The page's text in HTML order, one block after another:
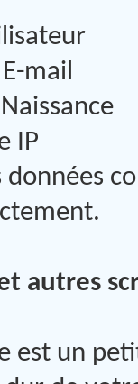
mail
IP
données
autres
est un